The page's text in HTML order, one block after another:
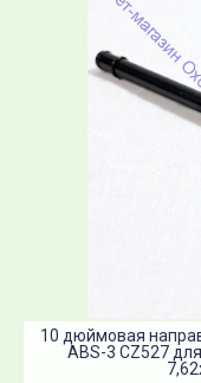
10 дюймовая
ABS-3 CZ527